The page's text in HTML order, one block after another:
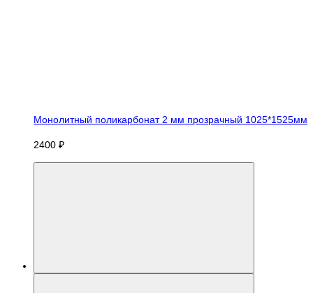
Монолитный поликарбонат 2 мм прозрачный 1025*1525мм
2400 ₽